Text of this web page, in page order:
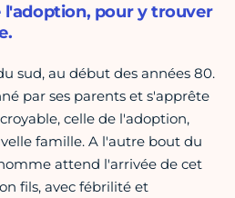
l'adoption, pour y trouver
sud, au début des années 80.
par ses parents et s'apprête
celle de l'adoption,
famille. A l'autre bout du
attend l'arrivée de cet
fils, avec fébrilité et